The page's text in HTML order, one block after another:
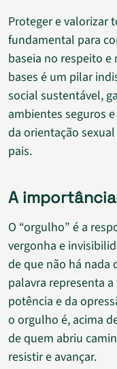
Proteger e valorizar
fundamental para
baseia no respeito e
bases é um pilar
social sustentável,
ambientes seguros
da orientação
pais.
A
O “orgulho” é a
vergonha e
de que não há nada
palavra representa
potência e da
o orgulho é, acima
de quem abriu
resistir e avançar.